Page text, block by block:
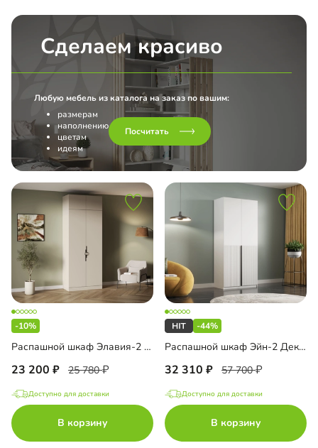
Сделаем красиво
Любую мебель из каталога на заказ по вашим:
размерам
наполнению
цветам
идеям
Посчитать
-10%
Распашной шкаф Элавия-2 с антресолью
23 200 25 780
Доступно для доставки
В корзину
-44%
Распашной шкаф Эйн-2 Декор 1
32 310 57 700
Доступно для доставки
В корзину